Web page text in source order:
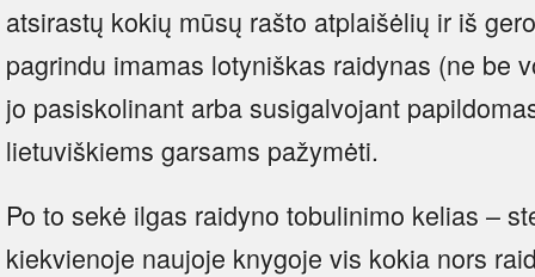
atsirastų kokių mūsų rašto atplaišėlių ir iš
pagrindu imamas lotyniškas raidynas (ne be
jo pasiskolinant arba susigalvojant
lietuviškiems garsams pažymėti.
Po to sekė ilgas raidyno tobulinimo kelias –
kiekvienoje naujoje knygoje vis kokia nors